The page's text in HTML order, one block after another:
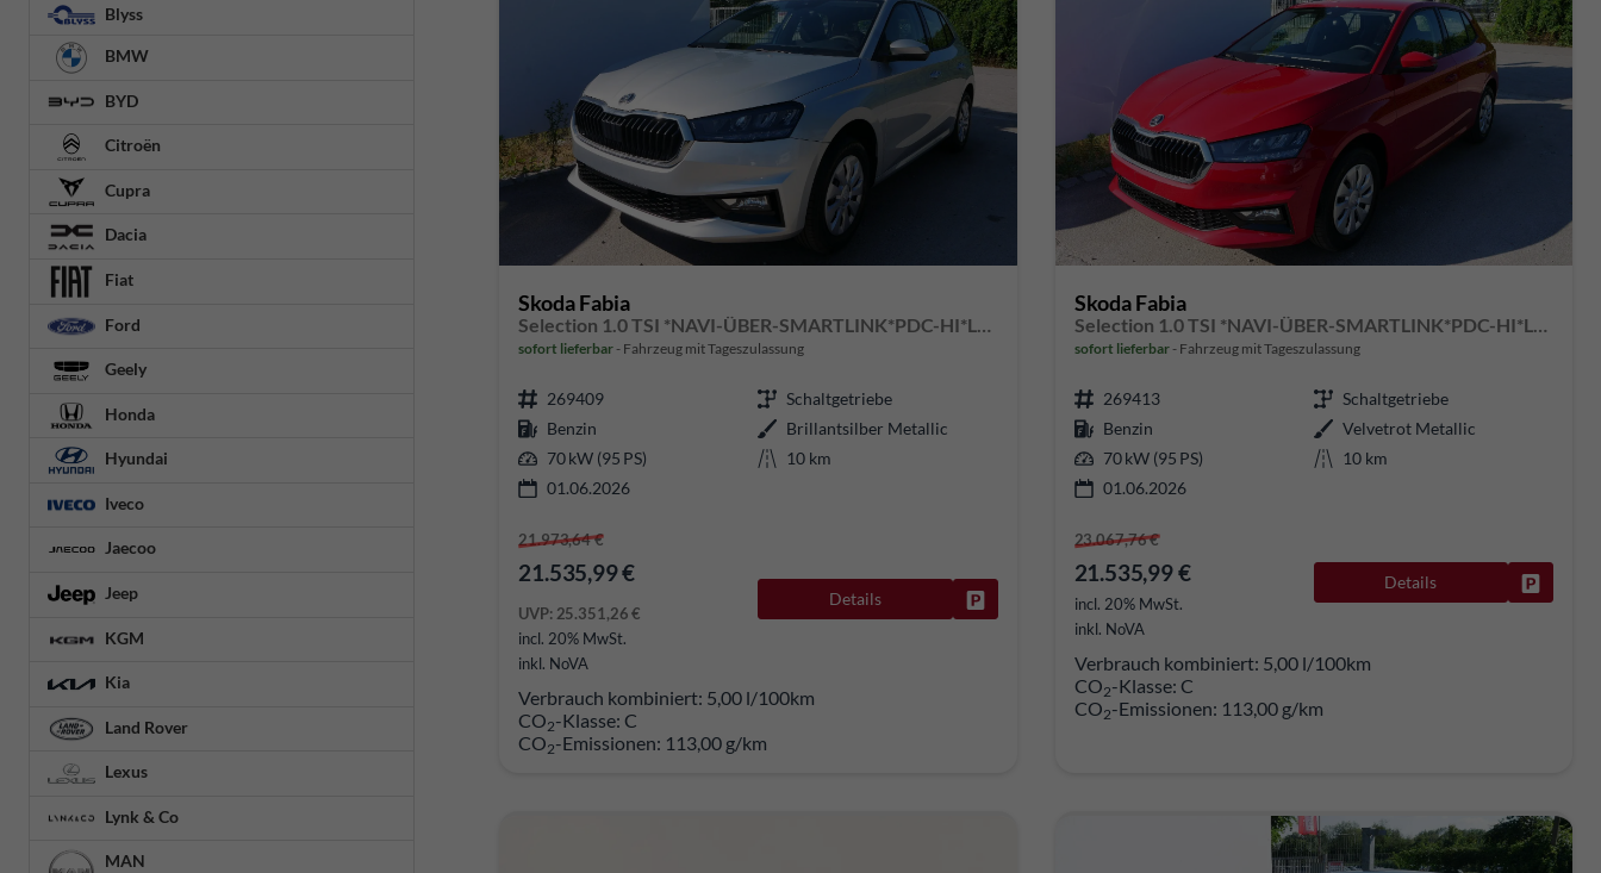
Skoda Fabia
Selection 1.0 TSI *NAVI-ÜBER-SMARTLINK*PDC-HI*LED*SHZ*KLIMA*RADIO
sofort lieferbar Fahrzeug mit Tageszulassung
269409
Schaltgetriebe
Benzin
Brillantsilber Metallic
70 kW (95 PS)
10 km
01.06.2026
21.973,64 €
21.535,99 €
UVP:25.351,26 €
incl. 20% MwSt.
inkl. NoVA
Details Fahrzeug parken
Verbrauch kombiniert: 5,00 l/100km
CO2-Klasse: C
CO2-Emissionen: 113,00 g/km
Skoda Fabia
Selection 1.0 TSI *NAVI-ÜBER-SMARTLINK*PDC-HI*LED*SHZ*KLIMA*RADIO
sofort lieferbar Fahrzeug mit Tageszulassung
269413
Schaltgetriebe
Benzin
Velvetrot Metallic
70 kW (95 PS)
10 km
01.06.2026
23.067,76 €
21.535,99 €
incl. 20% MwSt.
inkl. NoVA
Details
Verbrauch kombiniert: 5,00 l/100km
CO2-Klasse: C
CO2-Emissionen: 113,00 g/km
Blyss
BMW
BYD
Citroën
Cupra
Dacia
Fiat
Ford
Geely
Honda
Hyundai
Iveco
Jaecoo
Jeep
KGM
Kia
Land Rover
Lexus
Lynk & Co
MAN